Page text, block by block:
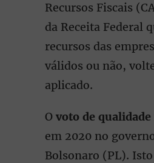
Recursos Fiscais
da Receita Federal
recursos das
válidos ou não,
aplicado.
O voto de qualidade
em 2020 no
Bolsonaro (PL).